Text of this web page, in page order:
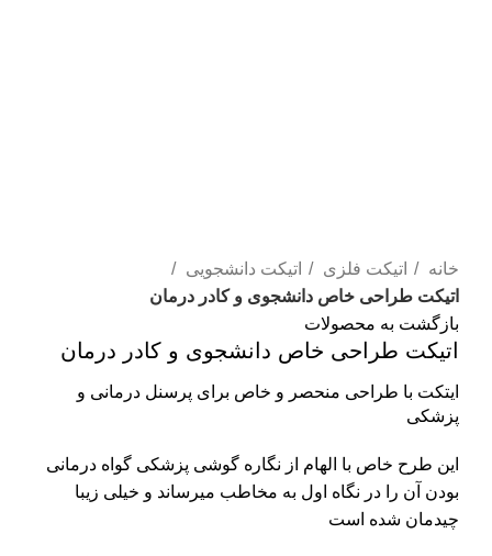
خانه
اتیکت فلزی
اتیکت دانشجویی
اتیکت طراحی خاص دانشجوی و کادر درمان
بازگشت به محصولات
اتیکت طراحی خاص دانشجوی و کادر درمان
ایتکت با طراحی منحصر و خاص برای پرسنل درمانی و
پزشکی
این طرح خاص با الهام از نگاره گوشی پزشکی گواه درمانی
بودن آن را در نگاه اول به مخاطب میرساند و خیلی زیبا
چیدمان شده است